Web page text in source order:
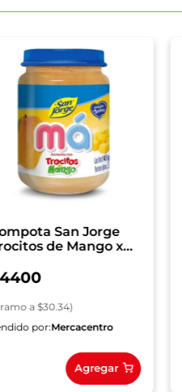
San Jorge
de Mango x
4400
a $30.34)
por:Mercacentro
Agregar